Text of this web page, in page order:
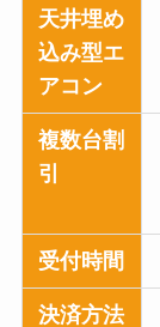
天井埋め
込み型エ
アコン
複数台割
引
受付時間
決済方法